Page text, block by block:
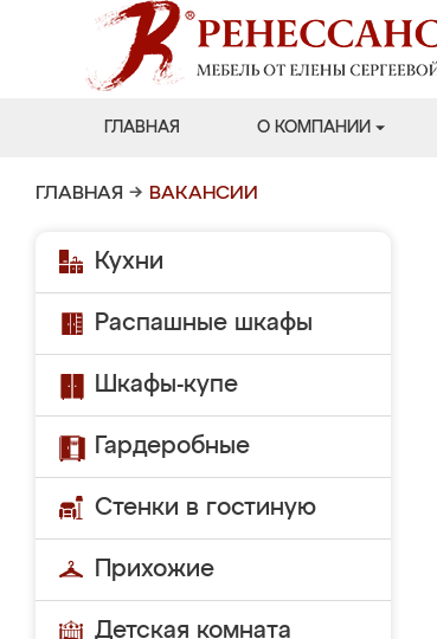
ГЛАВНАЯ О КОМПАНИИ
ГЛАВНАЯ → ВАКАНСИИ
Кухни
Распашные шкафы
Шкафы-купе
Гардеробные
Стенки в гостиную
Прихожие
Детская комната